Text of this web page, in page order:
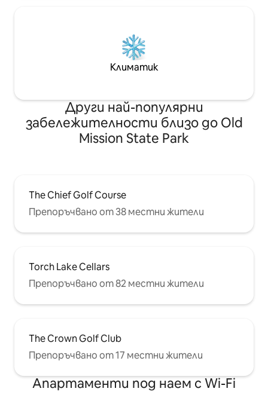
Климатик
Други най-популярни
забележителности близо до Old
Mission State Park
The Chief Golf Course
Препоръчвано от 38 местни жители
Torch Lake Cellars
Препоръчвано от 82 местни жители
The Crown Golf Club
Препоръчвано от 17 местни жители
Апартаменти под наем с Wi-Fi